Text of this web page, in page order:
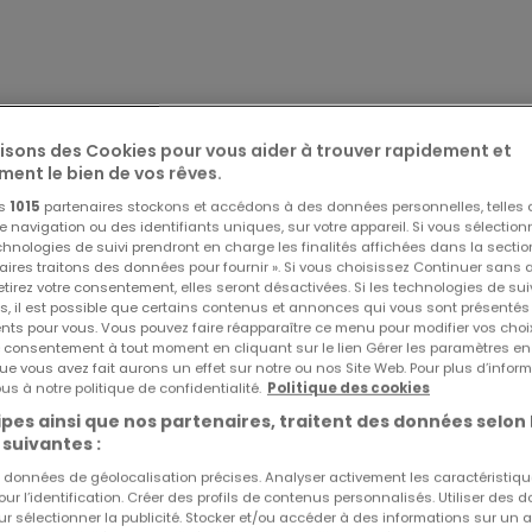
maison de 6 chambres.
Hovelange, Luxembourg. Cette spacieuse résidence de
la famille. Avec ses 6 chambres, cette maison est
des Cookies pour vous aider à trouver rapidement et
le bien de vos rêves.
1015 partenaires stockons et accédons à des données personnelles, telles
navigation ou des identifiants uniques, sur votre appareil. Si vous
de suivi prendront en charge les finalités affichées dans la
traitons des données pour fournir ». Si vous choisissez Continuer sans
votre consentement, elles seront désactivées. Si les technologies de
il est possible que certains contenus et annonces qui vous sont
pour vous. Vous pouvez faire réapparaître ce menu pour modifier vos
consentement à tout moment en cliquant sur le lien Gérer les paramètres
vous avez fait aurons un effet sur notre ou nos Site Web. Pour plus
à notre politique de confidentialité. Politique des cookies
ainsi que nos partenaires, traitent des données selon
:
données de géolocalisation précises. Analyser activement les
l’identification. Créer des profils de contenus personnalisés. Utiliser des
sélectionner la publicité. Stocker et/ou accéder à des informations sur un